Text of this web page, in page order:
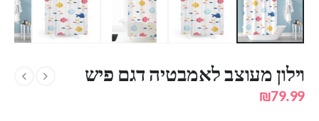
וילון מעוצב לאמבטיה דגם פיש
₪79.99